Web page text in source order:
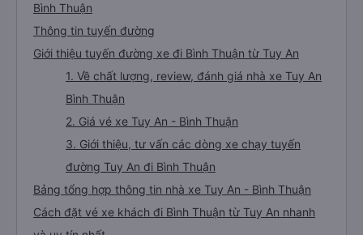
Bình Thuận
Thông tin tuyến đường
Giới thiệu tuyến đường xe đi Bình Thuận từ Tuy An
1. Về chất lượng, review, đánh giá nhà xe Tuy An
Bình Thuận
2. Giá vé xe Tuy An - Bình Thuận
3. Giới thiệu, tư vấn các dòng xe chạy tuyến
đường Tuy An đi Bình Thuận
Bảng tổng hợp thông tin nhà xe Tuy An - Bình Thuận
Cách đặt vé xe khách đi Bình Thuận từ Tuy An nhanh